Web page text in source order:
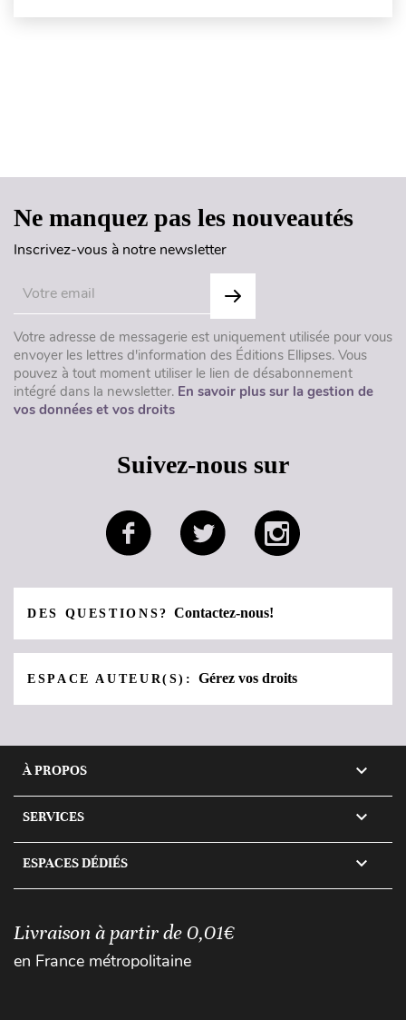
Ne manquez pas les nouveautés
Inscrivez-vous à notre newsletter
Votre adresse de messagerie est uniquement utilisée pour vous
envoyer les lettres d'information des Éditions Ellipses. Vous
pouvez à tout moment utiliser le lien de désabonnement
intégré dans la newsletter. En savoir plus sur la gestion de
vos données et vos droits
Suivez-nous sur
DES QUESTIONS?Contactez-nous!
ESPACE AUTEUR(S):Gérez vos droits
À PROPOS 
SERVICES 
ESPACES DÉDIÉS 
Livraison à partir de 0,01€
en France métropolitaine